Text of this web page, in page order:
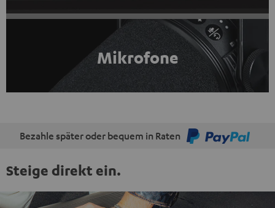
Mikrofone
Bezahle später oder bequem in Raten
Steige direkt ein.